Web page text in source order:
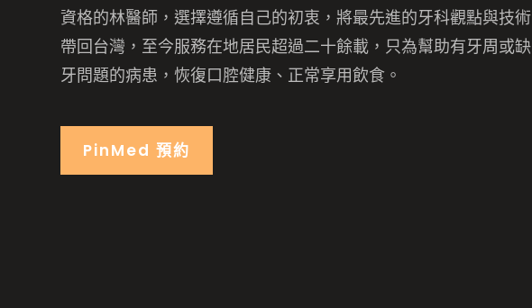
資格的林醫師，選擇遵循自己的初衷，將最先進的牙科觀點與技術
帶回台灣，至今服務在地居民超過二十餘載，只為幫助有牙周或缺
牙問題的病患，恢復口腔健康、正常享用飲食。
PinMed 預約